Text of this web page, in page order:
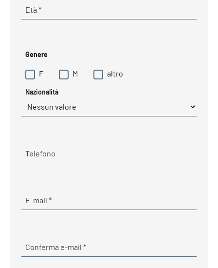
Età *Obbligatorio
Genere
F M altro
Nazionalità
Telefono
E-mail *Obbligatorio
Conferma e-mail *Obbligatorio